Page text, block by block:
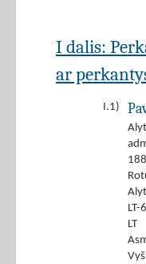
I dalis:
ar
I.1)
LT-
LT